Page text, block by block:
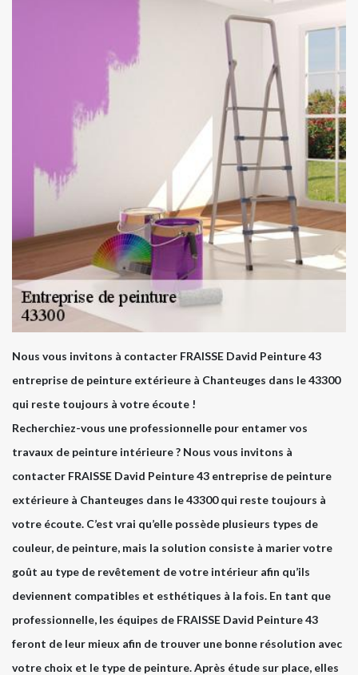
Nous vous invitons à contacter FRAISSE David Peinture 43
entreprise de peinture extérieure à Chanteuges dans le 43300
qui reste toujours à votre écoute !
Recherchiez-vous une professionnelle pour entamer vos
travaux de peinture intérieure ? Nous vous invitons à
contacter FRAISSE David Peinture 43 entreprise de peinture
extérieure à Chanteuges dans le 43300 qui reste toujours à
votre écoute. C’est vrai qu’elle possède plusieurs types de
couleur, de peinture, mais la solution consiste à marier votre
goût au type de revêtement de votre intérieur afin qu’ils
deviennent compatibles et esthétiques à la fois. En tant que
professionnelle, les équipes de FRAISSE David Peinture 43
feront de leur mieux afin de trouver une bonne résolution avec
votre choix et le type de peinture. Après étude sur place, elles